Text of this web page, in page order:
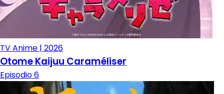
TV Anime | 2026
Otome Kaijuu Caraméliser
Episodio 6